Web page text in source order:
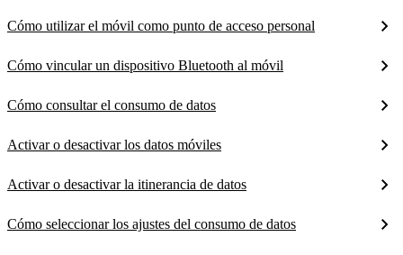
Cómo utilizar el móvil como punto de acceso personal
Cómo vincular un dispositivo Bluetooth al móvil
Cómo consultar el consumo de datos
Activar o desactivar los datos móviles
Activar o desactivar la itinerancia de datos
Cómo seleccionar los ajustes del consumo de datos